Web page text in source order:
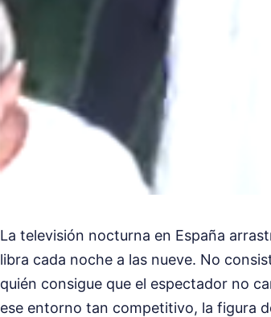
La televisión nocturna en España
libra cada noche a las nueve. No
quién consigue que el espectador no
ese entorno tan competitivo, la figura